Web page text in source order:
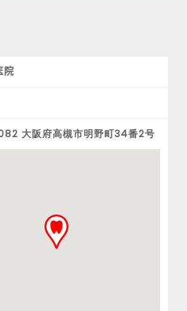
院
大阪府高槻市明野町34番2号